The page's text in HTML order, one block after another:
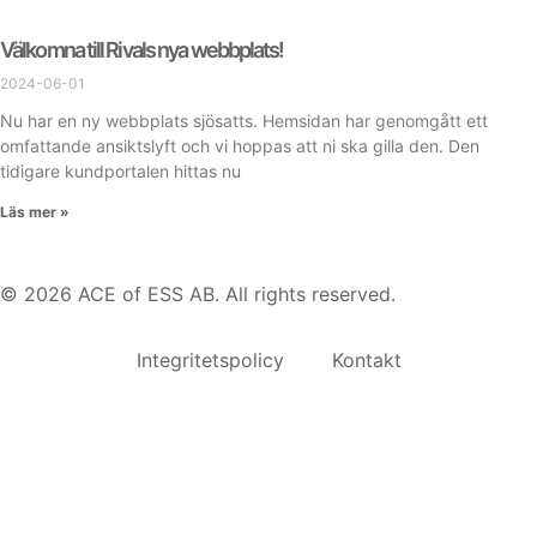
Välkomna till Rivals nya webbplats!
2024-06-01
Nu har en ny webbplats sjösatts. Hemsidan har genomgått ett
omfattande ansiktslyft och vi hoppas att ni ska gilla den. Den
tidigare kundportalen hittas nu
Läs mer »
© 2026 ACE of ESS AB. All rights reserved.
Integritetspolicy Kontakt